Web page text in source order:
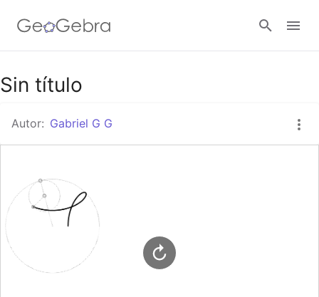
Google Classroom
GeoGebra Classroom
Sin título
Autor: Gabriel G G